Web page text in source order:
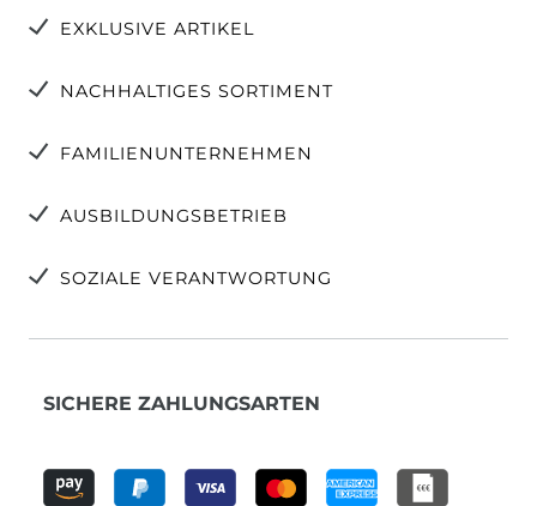
EXKLUSIVE ARTIKEL
NACHHALTIGES SORTIMENT
FAMILIENUNTERNEHMEN
AUSBILDUNGSBETRIEB
SOZIALE VERANTWORTUNG
SICHERE ZAHLUNGSARTEN